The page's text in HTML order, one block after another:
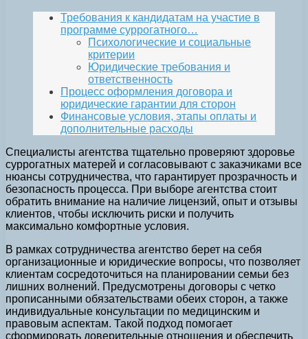
Требования к кандидатам на участие в
программе суррогатного…
Психологические и социальные
критерии
Юридические требования и
ответственность
Процесс оформления договора и
юридические гарантии для сторон
Финансовые условия, этапы оплаты и
дополнительные расходы
Специалисты агентства тщательно проверяют здоровье
суррогатных матерей и согласовывают с заказчиками все
нюансы сотрудничества, что гарантирует прозрачность и
безопасность процесса. При выборе агентства стоит
обратить внимание на наличие лицензий, опыт и отзывы
клиентов, чтобы исключить риски и получить
максимально комфортные условия.
В рамках сотрудничества агентство берет на себя
организационные и юридические вопросы, что позволяет
клиентам сосредоточиться на планировании семьи без
лишних волнений. Предусмотрены договоры с четко
прописанными обязательствами обеих сторон, а также
индивидуальные консультации по медицинским и
правовым аспектам. Такой подход помогает
сформировать доверительные отношения и обеспечить